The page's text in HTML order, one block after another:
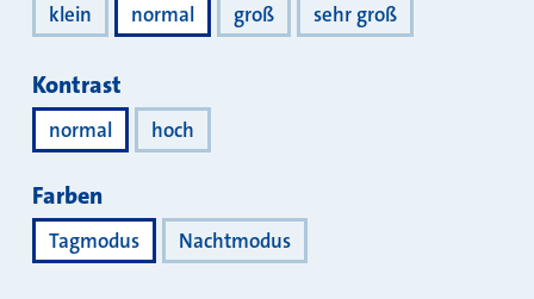
klein normal groß sehr groß
Kontrast
normal hoch
Farben
Tagmodus Nachtmodus